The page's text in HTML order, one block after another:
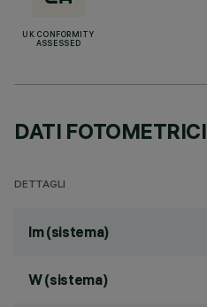
UK CONFORMITY
ASSESSED
DATI FOTOMETRICI
DETTAGLI
lm (sistema)
W (sistema)